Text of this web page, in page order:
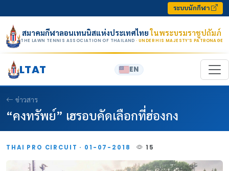
ระบบนักกีฬา
สมาคมกีฬาลอนเทนนิสแห่งประเทศไทยในพระบรมราชูปถัมภ์
THE LAWN TENNIS ASSOCIATION OF THAILAND · UNDER HIS MAJESTY’S PATRONAGE
LTAT EN
ข่าวสาร
“คงทรัพย์” เฮรอบคัดเลือกที่ฮ่องกง
THAI PRO CIRCUIT · 01-07-2018 15